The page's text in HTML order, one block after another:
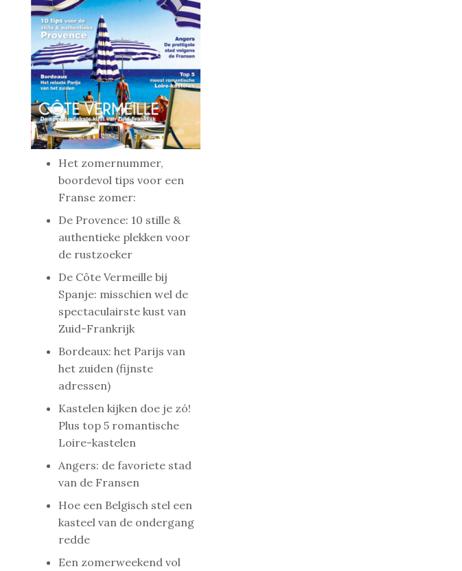
Het zomernummer,
boordevol tips voor een
Franse zomer:
De Provence: 10 stille &
authentieke plekken voor
de rustzoeker
De Côte Vermeille bij
Spanje: misschien wel de
spectaculairste kust van
Zuid-Frankrijk
Bordeaux: het Parijs van
het zuiden (fijnste
adressen)
Kastelen kijken doe je zó!
Plus top 5 romantische
Loire-kastelen
Angers: de favoriete stad
van de Fransen
Hoe een Belgisch stel een
kasteel van de ondergang
redde
Een zomerweekend vol